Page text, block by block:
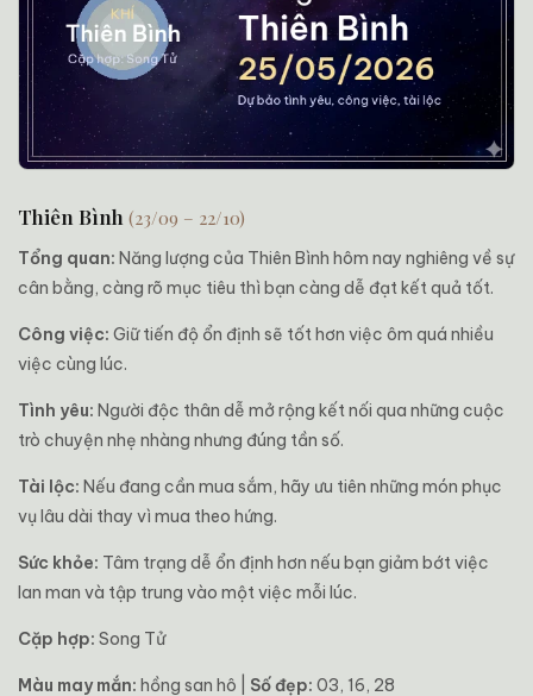
Thiên Bình (23/09 – 22/10)
Tổng quan: Năng lượng của Thiên Bình hôm nay nghiêng về sự
cân bằng, càng rõ mục tiêu thì bạn càng dễ đạt kết quả tốt.
Công việc: Giữ tiến độ ổn định sẽ tốt hơn việc ôm quá nhiều
việc cùng lúc.
Tình yêu: Người độc thân dễ mở rộng kết nối qua những cuộc
trò chuyện nhẹ nhàng nhưng đúng tần số.
Tài lộc: Nếu đang cần mua sắm, hãy ưu tiên những món phục
vụ lâu dài thay vì mua theo hứng.
Sức khỏe: Tâm trạng dễ ổn định hơn nếu bạn giảm bớt việc
lan man và tập trung vào một việc mỗi lúc.
Cặp hợp: Song Tử
Màu may mắn: hồng san hô | Số đẹp: 03, 16, 28